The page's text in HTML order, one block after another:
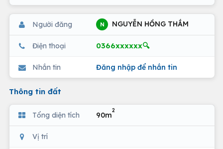
Người đăng N NGUYỄN HỒNG THẮM
Điện thoại 0366xxxxxx🔍
Nhắn tin Đăng nhập để nhắn tin
Thông tin đất
Tổng diện tích 90m
2
Vị trí